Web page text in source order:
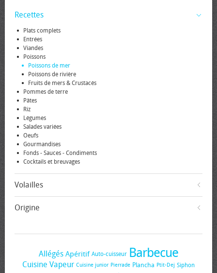
Recettes
Plats complets
Entrées
Viandes
Poissons
Poissons de mer
Poissons de rivière
Fruits de mers & Crustacés
Pommes de terre
Pâtes
Riz
Légumes
Salades variées
Oeufs
Gourmandises
Fonds - Sauces - Condiments
Cocktails et breuvages
Volailles
Origine
Allégés Apéritif Auto-cuisseur Barbecue
Cuisine Vapeur Cuisine junior Pierrade Plancha Ptit-Dej Siphon